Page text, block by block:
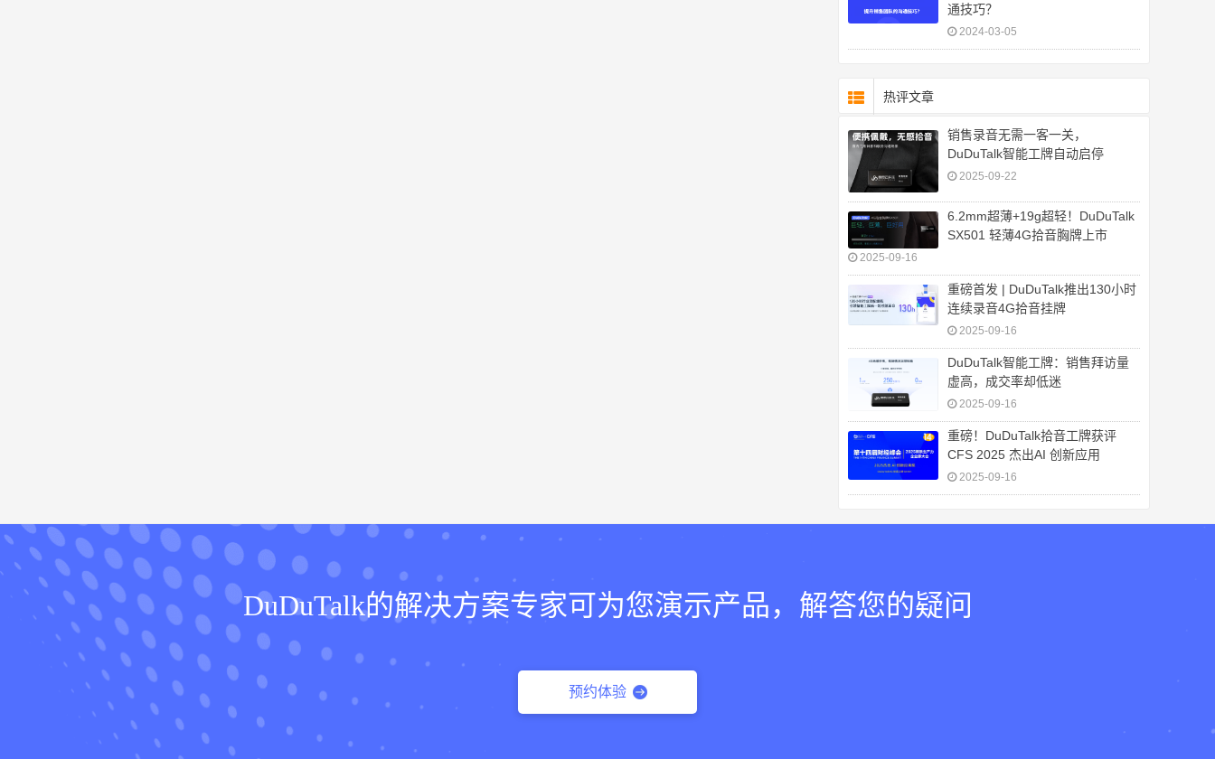
通技巧？
2024-03-05
热评文章
销售录音无需一客一关，
DuDuTalk智能工牌自动启停
2025-09-22
6.2mm超薄+19g超轻！DuDuTalk
SX501 轻薄4G拾音胸牌上市
2025-09-16
重磅首发 | DuDuTalk推出130小时
连续录音4G拾音挂牌
2025-09-16
DuDuTalk智能工牌：销售拜访量
虚高，成交率却低迷
2025-09-16
重磅！DuDuTalk拾音工牌获评
CFS 2025 杰出AI 创新应用
2025-09-16
DuDuTalk的解决方案专家可为您演示产品，解答您的疑问
预约体验